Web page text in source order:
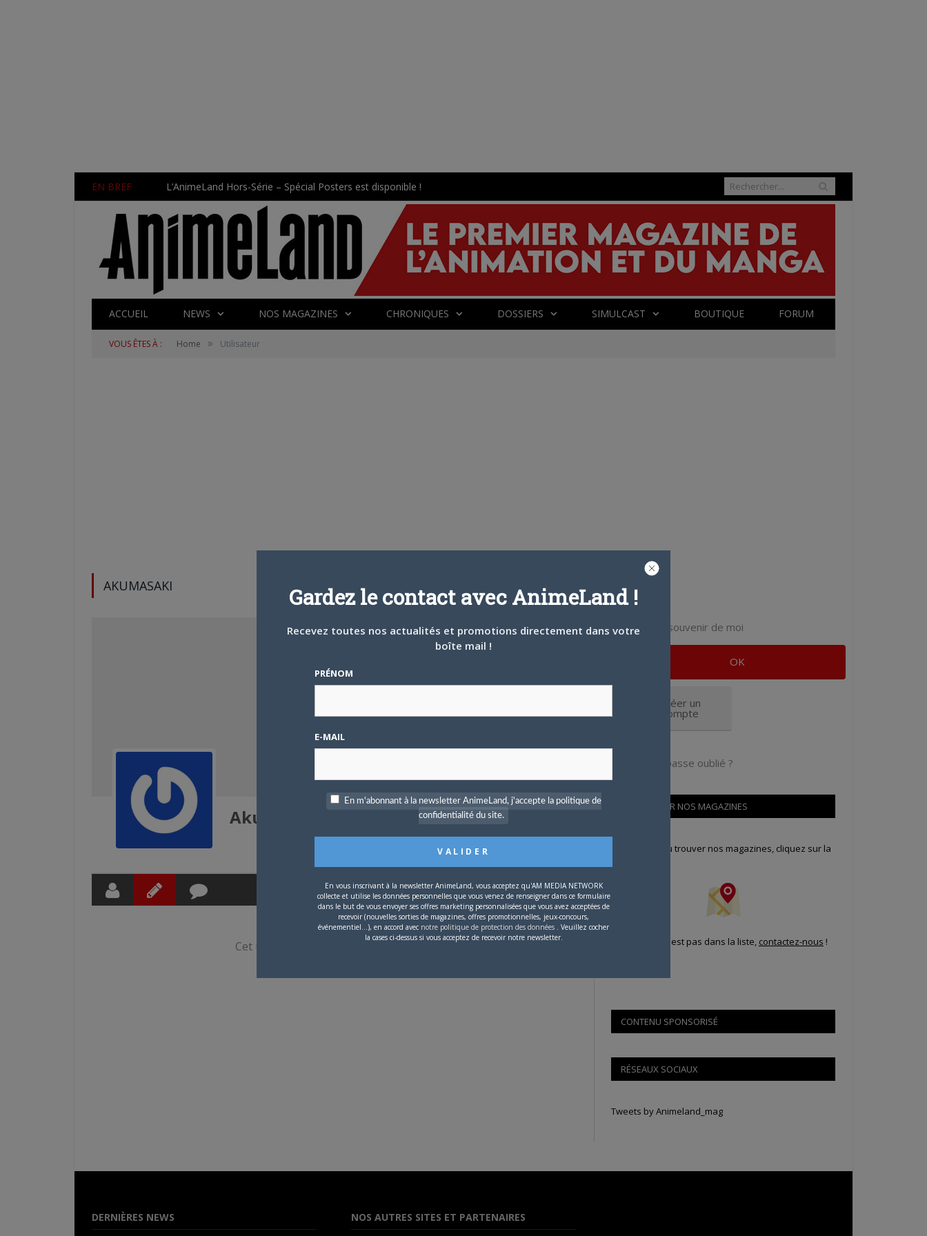
EN BREF L’AnimeLand Hors-Série – Spécial Posters est disponible !
ACCUEIL NEWS NOS MAGAZINES CHRONIQUES DOSSIERS SIMULCAST BOUTIQUE FORUM
VOUS ÊTES À : Home » Utilisateur
AKUMASAKI
Akumasaki
Cet utilisateur n'a publié aucun article.
Se souvenir de moi
Créer un
compte
Mot de passe oublié ?
OÙ TROUVER NOS MAGAZINES
Pour savoir où trouver nos magazines, cliquez sur la
Si votre ville n'est pas dans la liste, contactez-nous !
CONTENU SPONSORISÉ
RÉSEAUX SOCIAUX
Tweets by Animeland_mag
DERNIÈRES NEWS NOS AUTRES SITES ET PARTENAIRES
Gardez le contact avec AnimeLand !
Recevez toutes nos actualités et promotions directement dans votre
boîte mail !
PRÉNOM
E-MAIL
En m'abonnant à la newsletter AnimeLand, j'accepte la politique de
confidentialité du site.
En vous inscrivant à la newsletter AnimeLand, vous acceptez qu'AM MEDIA NETWORK
collecte et utilise les données personnelles que vous venez de renseigner dans ce formulaire
dans le but de vous envoyer ses offres marketing personnalisées que vous avez acceptées de
recevoir (nouvelles sorties de magazines, offres promotionnelles, jeux-concours,
événementiel...), en accord avec notre politique de protection des données . Veuillez cocher
la cases ci-dessus si vous acceptez de recevoir notre newsletter.